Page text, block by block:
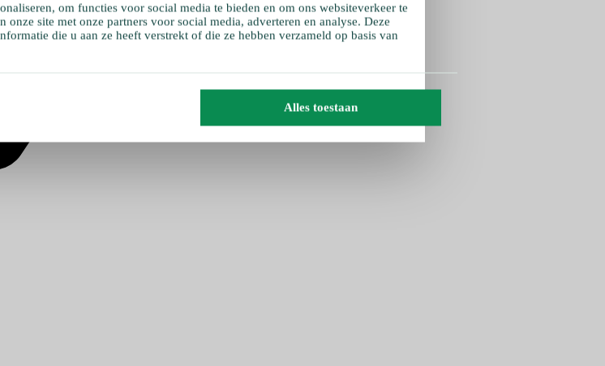
om functies voor social media te bieden en om ons websiteverkeer te
site met onze partners voor social media, adverteren en analyse. Deze
die u aan ze heeft verstrekt of die ze hebben verzameld op basis van
Alles toestaan